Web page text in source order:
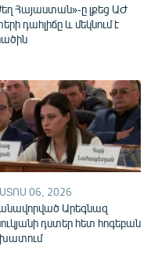
Հայաստան»-ը լքեց ԱԺ
դահլիճը և մեկնում է
06, 2026
Արեգնազ
դստեր հետ հոգեբան